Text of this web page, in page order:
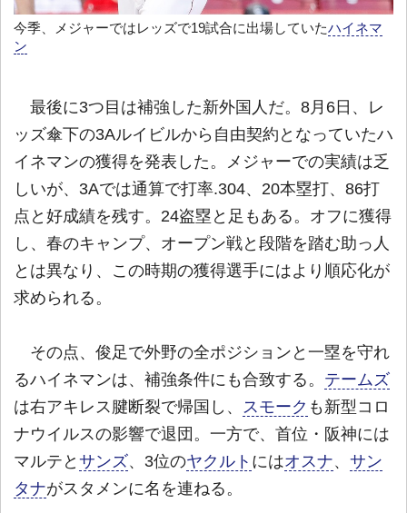
今季、メジャーではレッズで19試合に出場していたハイネマ
ン
最後に3つ目は補強した新外国人だ。8月6日、レ
ッズ傘下の3Aルイビルから自由契約となっていたハ
イネマンの獲得を発表した。メジャーでの実績は乏
しいが、3Aでは通算で打率.304、20本塁打、86打
点と好成績を残す。24盗塁と足もある。オフに獲得
し、春のキャンプ、オープン戦と段階を踏む助っ人
とは異なり、この時期の獲得選手にはより順応化が
求められる。
その点、俊足で外野の全ポジションと一塁を守れ
るハイネマンは、補強条件にも合致する。 テームズ
は右アキレス腱断裂で帰国し、 スモーク も新型コロ
ナウイルスの影響で退団。一方で、首位・阪神には
マルテと サンズ、3位のヤクルト にはオスナ、 サン
タナがスタメンに名を連ねる。